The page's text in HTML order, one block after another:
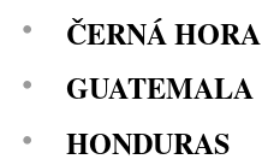
ČERNÁ HORA
GUATEMALA
HONDURAS